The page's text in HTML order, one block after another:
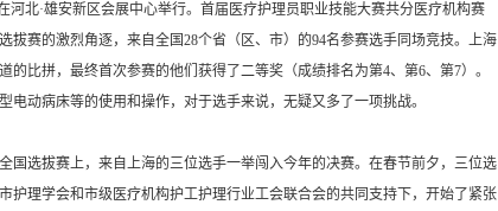
河北·雄安新区会展中心举行。首届医疗护理员职业技能大赛共分医疗机构赛
拔赛的激烈角逐，来自全国28个省（区、市）的94名参赛选手同场竞技。上海
比拼，最终首次参赛的他们获得了二等奖（成绩排名为第4、第6、第7）。
动病床等的使用和操作，对于选手来说，无疑又多了一项挑战。
国选拔赛上，来自上海的三位选手一举闯入今年的决赛。在春节前夕，三位选
护理学会和市级医疗机构护工护理行业工会联合会的共同支持下，开始了紧张